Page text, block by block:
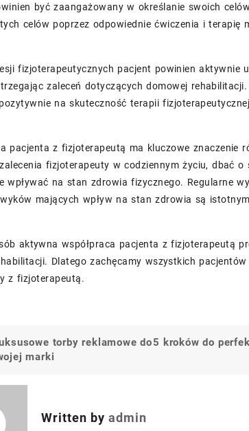
być zaangażowany w określanie swoich
celów poprzez odpowiednie ćwiczenia i terapię
fizjoterapeutycznych pacjent powinien aktywnie
zaleceń dotyczących domowej
na skuteczność terapii
pacjenta z fizjoterapeutą ma kluczowe
fizjoterapeuty w codziennym życiu, dbać
wpływać na stan zdrowia fizycznego. Regularne
mających wpływ na stan zdrowia są
aktywna współpraca pacjenta z fizjoterapeutą
Dlatego zachęcamy wszystkich
z fizjoterapeutą.
torby reklamowe do
marki
5 kroków do
Written by admin